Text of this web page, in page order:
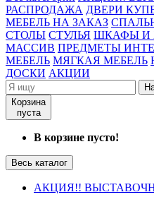
РАСПРОДАЖА ДВЕРИ
МЕБЕЛЬ НА ЗАКАЗ
СТОЛЫ СТУЛЬЯ ШКАФЫ И
МАССИВ ПРЕДМЕТЫ
МЕБЕЛЬ МЯГКАЯ МЕБЕЛЬ
ДОСКИ АКЦИИ
Корзина
пуста
В корзине пусто!
Весь каталог
АКЦИЯ!!